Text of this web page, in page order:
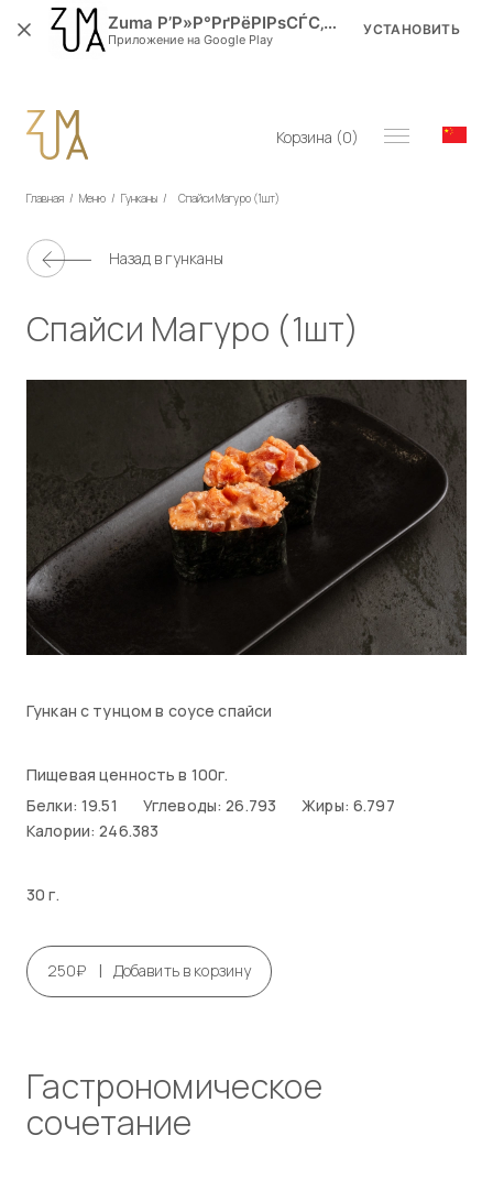
Корзина (0)
Главная / Меню / Гунканы / Спайси Магуро (1шт)
Назад в гунканы
Спайси Магуро (1шт)
Гункан с тунцом в соусе спайси
Пищевая ценность в 100г.
Белки: 19.51
Углеводы: 26.793
Жиры: 6.797
Калории: 246.383
30 г.
250₽ | Добавить в корзину
Гастрономическое
сочетание
Zuma Р’Р»Р°РґРёРІРѕСЃС‚РѕРє
Приложение на Google Play
УСТАНОВИТЬ